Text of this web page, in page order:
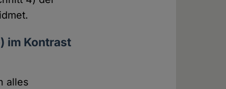
im Kontrast
alles